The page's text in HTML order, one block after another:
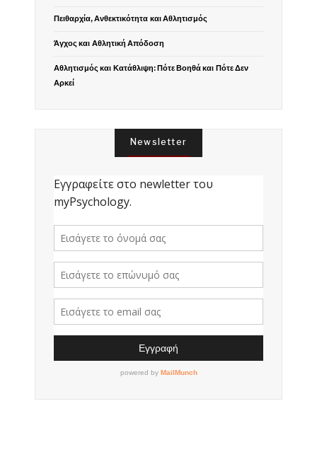
Πειθαρχία, Ανθεκτικότητα και Αθλητισμός
Άγχος και Αθλητική Απόδοση
Αθλητισμός και Κατάθλιψη: Πότε Βοηθά και Πότε Δεν
Αρκεί
Newsletter